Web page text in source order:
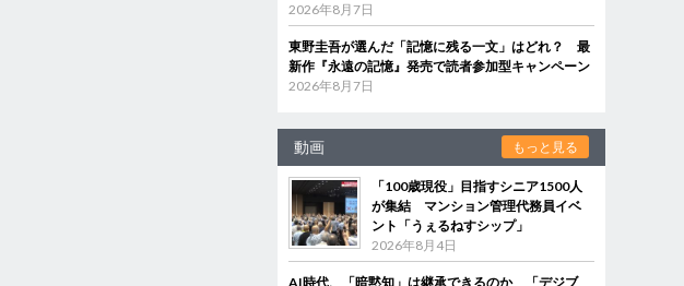
2026年8月7日
東野圭吾が選んだ「記憶に残る一文」はどれ？ 最
新作『永遠の記憶』発売で読者参加型キャンペーン
2026年8月7日
動画 もっと見る
「100歳現役」目指すシニア1500人
が集結 マンション管理代務員イベ
ント「うぇるねすシップ」
2026年8月4日
AI時代、「暗黙知」は継承できるのか 「デジブ